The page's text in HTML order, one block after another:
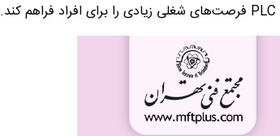
PLC فرصت‌های شغلی زیادی را برای افراد فراهم کند.